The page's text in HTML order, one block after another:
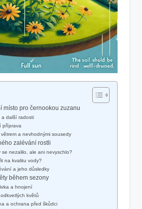
místo pro černookou zuzanu
a další radosti
příprava
a nevhodnými sousedy
zalévání rostli
se nezalilo, ale ani nevyschlo?
na kvalitu vody?
a jeho důsledky
během sezony
a hnojení
květů
a ochrana před škůdci